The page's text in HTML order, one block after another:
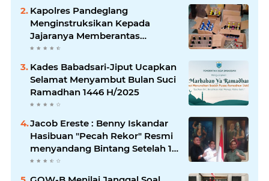
Kapolres Pandeglang
Menginstruksikan Kepada
Jajaranya Memberantas
Peredaran Miras
Kades Babadsari-Jiput Ucapkan
Selamat Menyambut Bulan Suci
Ramadhan 1446 H/2025
Jacob Ereste : Benny Iskandar
Hasibuan "Pecah Rekor" Resmi
menyandang Bintang Setelah 14
Tahun Ngejokrok Berpangjat